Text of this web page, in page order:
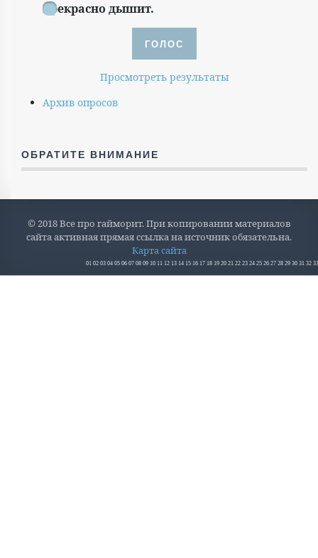
прекрасно дышит.
Просмотреть результаты
Архив опросов
ОБРАТИТЕ ВНИМАНИЕ
© 2018 Все про гайморит. При копировании материалов
сайта активная прямая ссылка на источник обязательна.
Карта сайта
01 02 03 04 05 06 07 08 09 10 11 12 13 14 15 16 17 18 19 20 21 22 23 24 25 26 27 28 29 30 31 32 33